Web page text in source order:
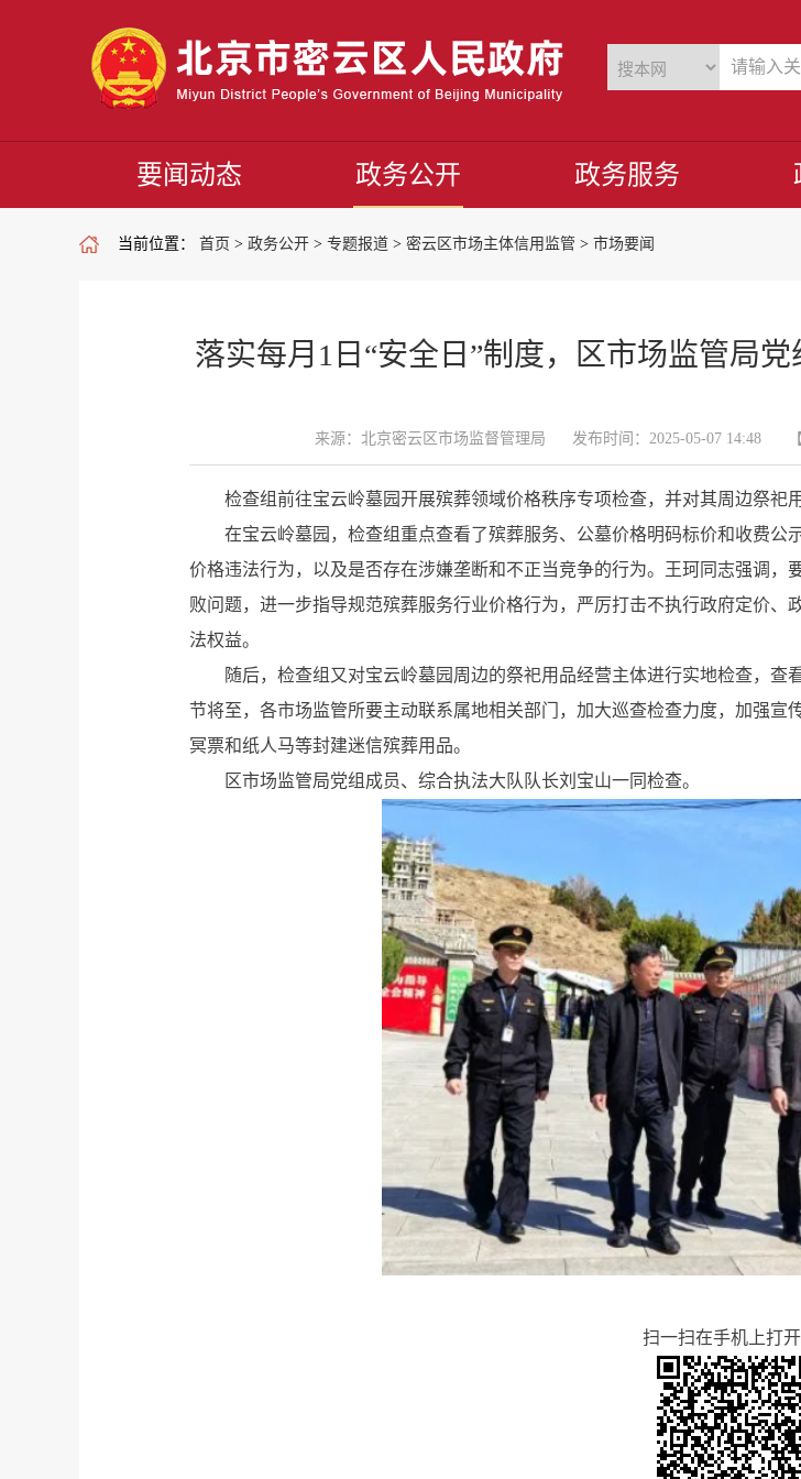
要闻动态 政务公开 政务服务
当前位置： 首页 > 政务公开 > 专题报道 > 密云区市场主体信用监管 > 市场要闻
落实每月1日“安全日”制度，区市场监管局
来源：北京密云区市场监督管理局 发布时间：2025-05-07 14:48
检查组前往宝云岭墓园开展殡葬领域价格秩序专项检查，并对其周边祭祀
在宝云岭墓园，检查组重点查看了殡葬服务、公墓价格明码标价和收费
价格违法行为，以及是否存在涉嫌垄断和不正当竞争的行为。王珂同志强调，
败问题，进一步指导规范殡葬服务行业价格行为，严厉打击不执行政府定价、
法权益。
随后，检查组又对宝云岭墓园周边的祭祀用品经营主体进行实地检查，
节将至，各市场监管所要主动联系属地相关部门，加大巡查检查力度，加强
冥票和纸人马等封建迷信殡葬用品。
区市场监管局党组成员、综合执法大队队长刘宝山一同检查。
扫一扫在手机上打